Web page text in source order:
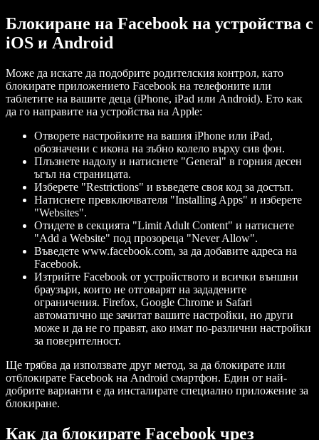
Блокиране на Facebook на устройства с
iOS и Android
Може да искате да подобрите родителския контрол, като
блокирате приложението Facebook на телефоните или
таблетите на вашите деца (iPhone, iPad или Android). Ето как
да го направите на устройства на Apple:
Отворете настройките на вашия iPhone или iPad,
обозначени с икона на зъбно колело върху сив фон.
Плъзнете надолу и натиснете "General" в горния десен
ъгъл на страницата.
Изберете "Restrictions" и въведете своя код за достъп.
Натиснете превключвателя "Installing Apps" и изберете
"Websites".
Отидете в секцията "Limit Adult Content" и натиснете
"Add a Website" под прозореца "Never Allow".
Въведете www.facebook.com, за да добавите адреса на
Facebook.
Изтрийте Facebook от устройството и всички външни
браузъри, които не отговарят на зададените
ограничения. Firefox, Google Chrome и Safari
автоматично ще зачитат вашите настройки, но други
може и да не го правят, ако имат по-различни настройки
за поверителност.
Ще трябва да използвате друг метод, за да блокирате или
отблокирате Facebook на Android смартфон. Един от най-
добрите варианти е да инсталирате специално приложение за
блокиране.
Как да блокирате Facebook чрез